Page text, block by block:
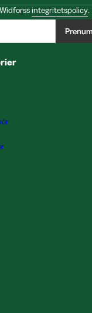
integritetspolicy.